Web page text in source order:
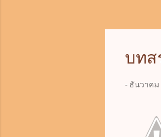
บทส
- ธันวาคม